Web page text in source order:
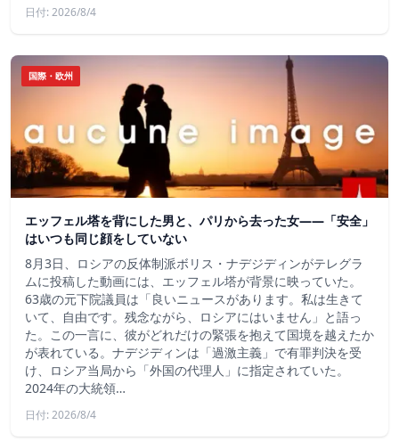
日付: 2026/8/4
国際・欧州
エッフェル塔を背にした男と、パリから去った女——「安全」
はいつも同じ顔をしていない
8月3日、ロシアの反体制派ボリス・ナデジディンがテレグラ
ムに投稿した動画には、エッフェル塔が背景に映っていた。
63歳の元下院議員は「良いニュースがあります。私は生きて
いて、自由です。残念ながら、ロシアにはいません」と語っ
た。この一言に、彼がどれだけの緊張を抱えて国境を越えたか
が表れている。ナデジディンは「過激主義」で有罪判決を受
け、ロシア当局から「外国の代理人」に指定されていた。
2024年の大統領…
日付: 2026/8/4